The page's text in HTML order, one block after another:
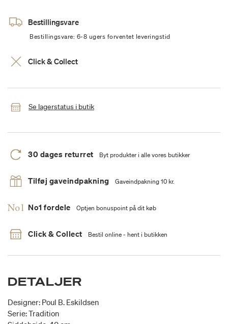
Bestillingsvare
Bestillingsvare: 6-8 ugers forventet leveringstid
Click & Collect
Se lagerstatus i butik
30 dages returret Byt produkter i alle vores butikker
Tilføj gaveindpakning Gaveindpakning 10 kr.
No1 fordele Optjen bonuspoint på dit køb
Click & Collect Bestil online - hent i butikken
DETALJER
Designer: Poul B. Eskildsen
Serie: Tradition